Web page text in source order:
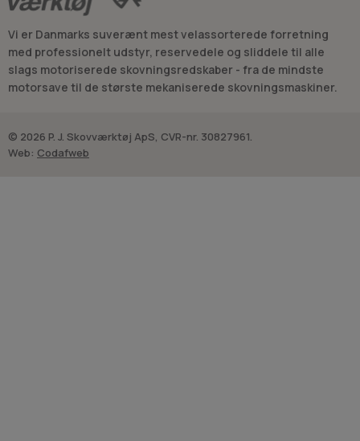
Vi er Danmarks suverænt mest velassorterede forretning
med professionelt udstyr, reservedele og sliddele til alle
slags motoriserede skovningsredskaber - fra de mindste
motorsave til de største mekaniserede skovningsmaskiner.
© 2026 P. J. Skovværktøj ApS, CVR-nr. 30827961.
Web: Codafweb